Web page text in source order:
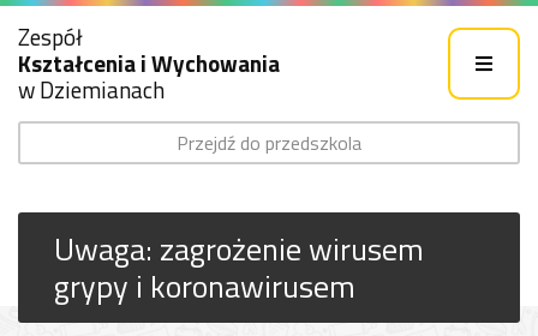
Zespół
Kształcenia i Wychowania
w Dziemianach
Przejdź do przedszkola
Uwaga: zagrożenie wirusem
grypy i koronawirusem